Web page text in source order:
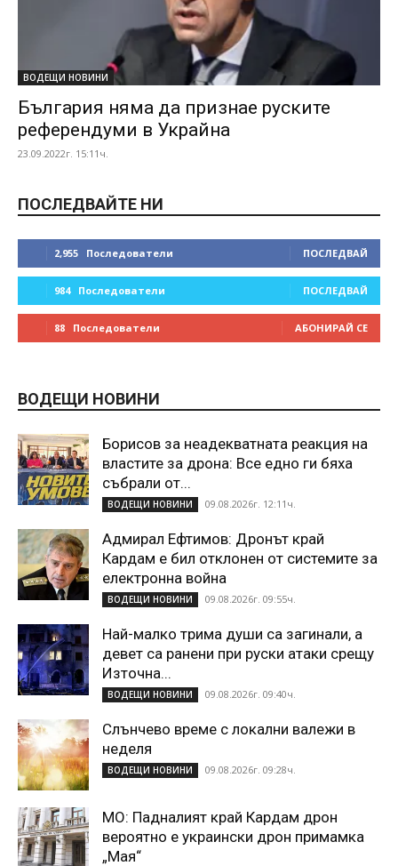
ВОДЕЩИ НОВИНИ
България няма да признае руските
референдуми в Украйна
23.09.2022г. 15:11ч.
ПОСЛЕДВАЙТЕ НИ
2,955 Последователи ПОСЛЕДВАЙ
984 Последователи ПОСЛЕДВАЙ
88 Последователи АБОНИРАЙ СЕ
ВОДЕЩИ НОВИНИ
Борисов за неадекватната реакция на
властите за дрона: Все едно ги бяха
събрали от...
ВОДЕЩИ НОВИНИ 09.08.2026г. 12:11ч.
Адмирал Ефтимов: Дронът край
Кардам е бил отклонен от системите за
електронна война
ВОДЕЩИ НОВИНИ 09.08.2026г. 09:55ч.
Най-малко трима души са загинали, а
девет са ранени при руски атаки срещу
Източна...
ВОДЕЩИ НОВИНИ 09.08.2026г. 09:40ч.
Слънчево време с локални валежи в
неделя
ВОДЕЩИ НОВИНИ 09.08.2026г. 09:28ч.
МО: Падналият край Кардам дрон
вероятно е украински дрон примамка
„Мая“